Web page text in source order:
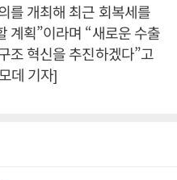
를 개최해 최근 회복세를
계획”이라며 “새로운 수출
조 혁신을 추진하겠다”고
데 기자]